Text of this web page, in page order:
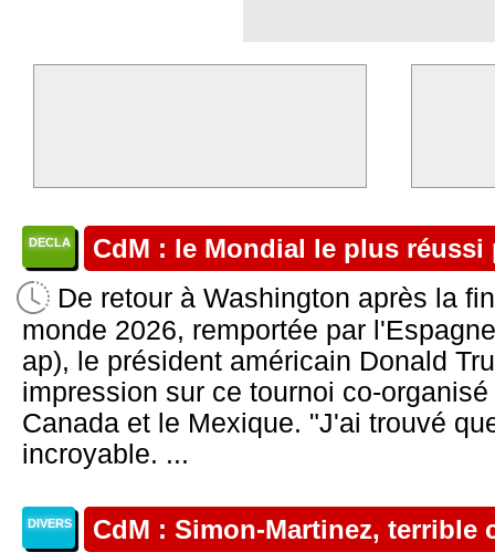
DECLA CdM : le Mondial le plus réussi
De retour à Washington après la
monde 2026, remportée par
ap), le président américain Donald
impression sur ce tournoi co-
Canada et le Mexique. "J'ai trouvé
incroyable. ...
DIVERS CdM : Simon-Martinez, terrible